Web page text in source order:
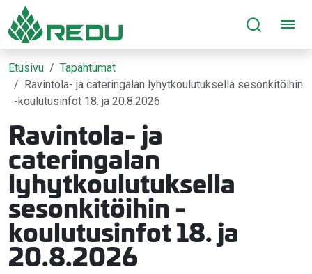
Siirry sivusisältöön
Etusivu
Tapahtumat
Ravintola- ja cateringalan lyhytkoulutuksella sesonkitöihin
-koulutusinfot 18. ja 20.8.2026
Ravintola- ja
cateringalan
lyhytkoulutuksella
sesonkitöihin -
koulutusinfot 18. ja
20.8.2026